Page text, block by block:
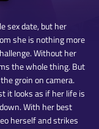
sex date, but her
she is nothing more
Without her
the whole thing. But
groin on camera.
it looks as if her life is
With her best
herself and strikes